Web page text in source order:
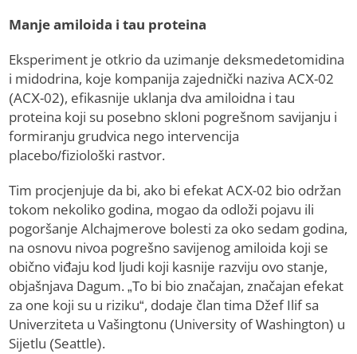
Manje amiloida i tau proteina
Eksperiment je otkrio da uzimanje deksmedetomidina
i midodrina, koje kompanija zajednički naziva ACX-02
(ACX-02), efikasnije uklanja dva amiloidna i tau
proteina koji su posebno skloni pogrešnom savijanju i
formiranju grudvica nego intervencija
placebo/fiziološki rastvor.
Tim procjenjuje da bi, ako bi efekat ACX-02 bio održan
tokom nekoliko godina, mogao da odloži pojavu ili
pogoršanje Alchajmerove bolesti za oko sedam godina,
na osnovu nivoa pogrešno savijenog amiloida koji se
obično viđaju kod ljudi koji kasnije razviju ovo stanje,
objašnjava Dagum. „To bi bio značajan, značajan efekat
za one koji su u riziku“, dodaje član tima Džef Ilif sa
Univerziteta u Vašingtonu (University of Washington) u
Sijetlu (Seattle).